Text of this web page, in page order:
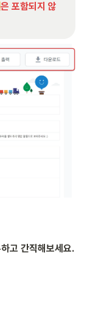
은 포함되지 않
언제나 키즈노트와 함께 소중한 시간을  공유하고 간직해보세요.